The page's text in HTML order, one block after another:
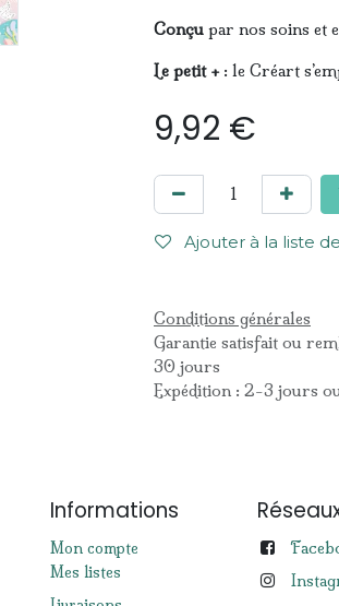
Conçu par nos soins et
Le petit + : le Créart
9,92 €
Ajouter à la liste
Conditions générales
Garantie satisfait ou
30 jours
Expédition : 2-3 jours
Informations
Mon compte
Mes listes